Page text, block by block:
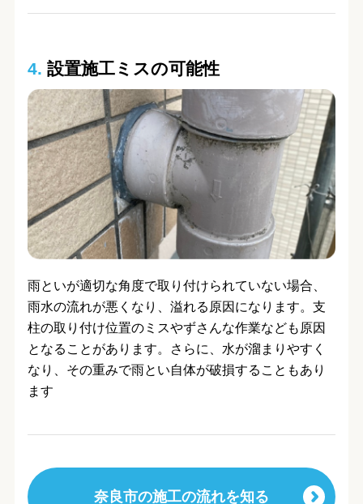
4. 設置施工ミスの可能性
雨といが適切な角度で取り付けられていない場合、
雨水の流れが悪くなり、溢れる原因になります。支
柱の取り付け位置のミスやずさんな作業なども原因
となることがあります。さらに、水が溜まりやすく
なり、その重みで雨とい自体が破損することもあり
ます
奈良市の施工の流れを知る